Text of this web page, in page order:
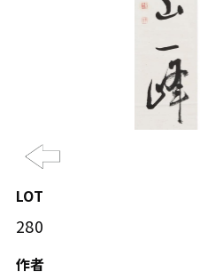
LOT
280
作者
Previous